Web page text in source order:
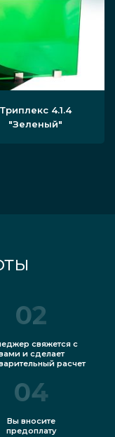
Триплекс 4.1.4
"Зеленый"
02
свяжется с
и сделает
расчет
04
Вы вносите
предоплату